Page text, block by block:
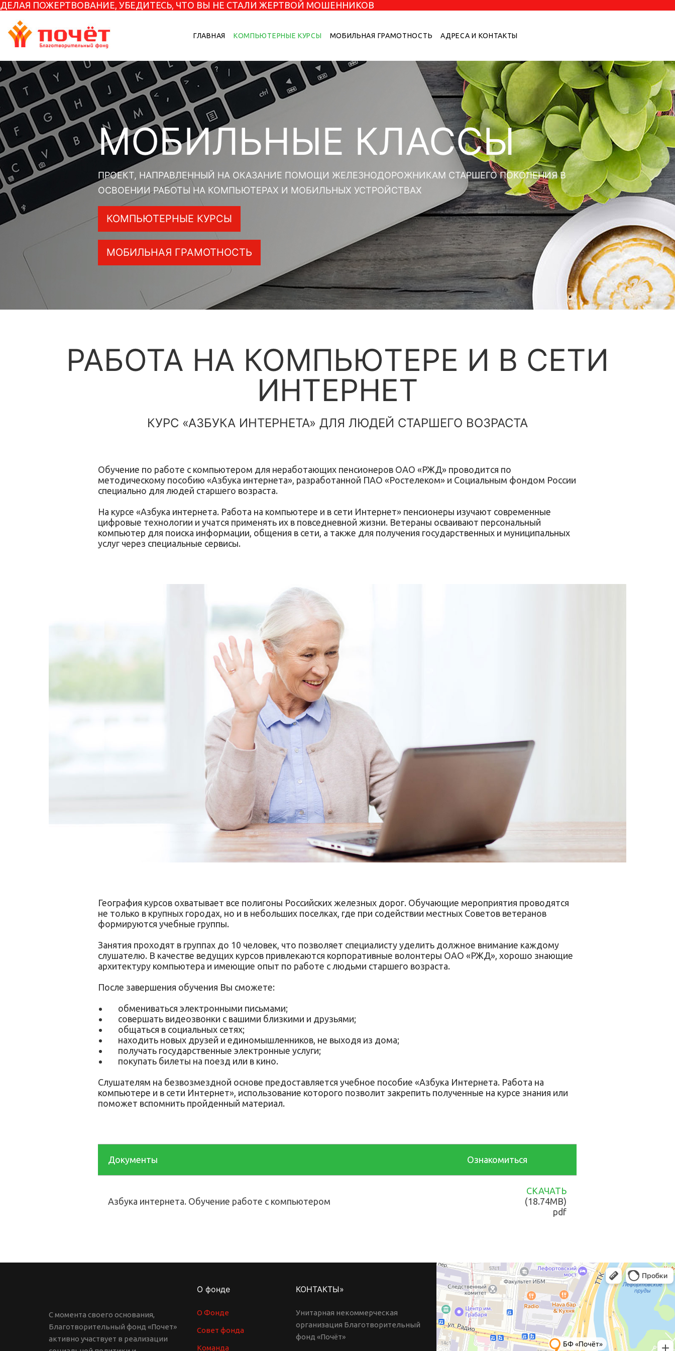
ДЕЛАЯ ПОЖЕРТВОВАНИЕ, УБЕДИТЕСЬ, ЧТО ВЫ НЕ СТАЛИ ЖЕРТВОЙ МОШЕННИКОВ
ГЛАВНАЯ КОМПЬЮТЕРНЫЕ КУРСЫ МОБИЛЬНАЯ ГРАМОТНОСТЬ АДРЕСА И КОНТАКТЫ
МОБИЛЬНЫЕ КЛАССЫ
ПРОЕКТ, НАПРАВЛЕННЫЙ НА ОКАЗАНИЕ ПОМОЩИ ЖЕЛЕЗНОДОРОЖНИКАМ СТАРШЕГО ПОКОЛЕНИЯ В
ОСВОЕНИИ РАБОТЫ НА КОМПЬЮТЕРАХ И МОБИЛЬНЫХ УСТРОЙСТВАХ
КОМПЬЮТЕРНЫЕ КУРСЫ
МОБИЛЬНАЯ ГРАМОТНОСТЬ
РАБОТА НА КОМПЬЮТЕРЕ И В СЕТИ
ИНТЕРНЕТ
КУРС «АЗБУКА ИНТЕРНЕТА» ДЛЯ ЛЮДЕЙ СТАРШЕГО ВОЗРАСТА
Обучение по работе с компьютером для неработающих пенсионеров ОАО «РЖД» проводится по
методическому пособию «Азбука интернета», разработанной ПАО «Ростелеком» и Социальным фондом России
специально для людей старшего возраста.
На курсе «Азбука интернета. Работа на компьютере и в сети Интернет» пенсионеры изучают современные
цифровые технологии и учатся применять их в повседневной жизни. Ветераны осваивают персональный
компьютер для поиска информации, общения в сети, а также для получения государственных и муниципальных
услуг через специальные сервисы.
География курсов охватывает все полигоны Российских железных дорог. Обучающие мероприятия проводятся
не только в крупных городах, но и в небольших поселках, где при содействии местных Советов ветеранов
формируются учебные группы.
Занятия проходят в группах до 10 человек, что позволяет специалисту уделить должное внимание каждому
слушателю. В качестве ведущих курсов привлекаются корпоративные волонтеры ОАО «РЖД», хорошо знающие
архитектуру компьютера и имеющие опыт по работе с людьми старшего возраста.
После завершения обучения Вы сможете:
обмениваться электронными письмами;
совершать видеозвонки с вашими близкими и друзьями;
общаться в социальных сетях;
находить новых друзей и единомышленников, не выходя из дома;
получать государственные электронные услуги;
покупать билеты на поезд или в кино.
Слушателям на безвозмездной основе предоставляется учебное пособие «Азбука Интернета. Работа на
компьютере и в сети Интернет», использование которого позволит закрепить полученные на курсе знания или
поможет вспомнить пройденный материал.
Документы Ознакомиться
Азбука интернета. Обучение работе с компьютером
СКАЧАТЬ
(18.74MB)
pdf
С момента своего основания,
Благотворительный фонд «Почет»
активно участвует в реализации
О фонде
О Фонде
Совет фонда
Команда
КОНТАКТЫ»
Унитарная некоммерческая
организация Благотворительный
фонд «Почёт»